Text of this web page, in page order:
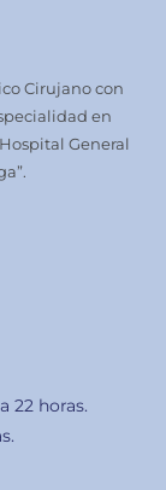
22 horas.
Cirujano con
en
General